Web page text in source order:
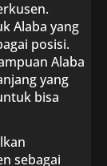
Alaba yang
posisi.
Alaba
yang
bisa
sebagai